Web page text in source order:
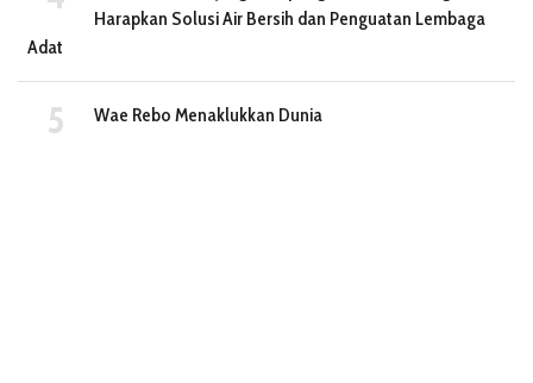
Harapkan Solusi Air Bersih dan Penguatan Lembaga
Adat
Wae Rebo Menaklukkan Dunia